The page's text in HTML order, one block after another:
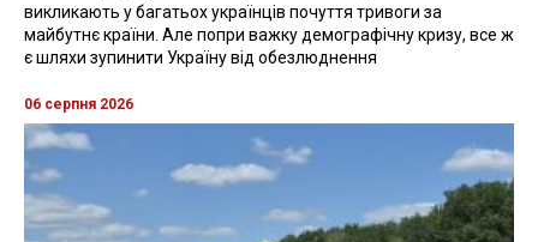
викликають у багатьох українців почуття тривоги за
майбутнє країни. Але попри важку демографічну кризу, все ж
є шляхи зупинити Україну від обезлюднення
06 серпня 2026